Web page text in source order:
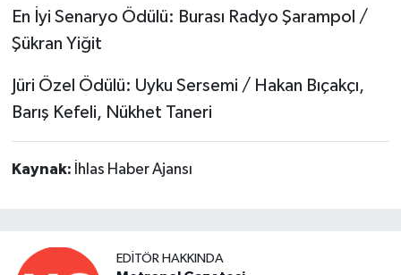
En İyi Senaryo Ödülü: Burası Radyo Şarampol /
Şükran Yiğit
Jüri Özel Ödülü: Uyku Sersemi / Hakan Bıçakçı,
Barış Kefeli, Nükhet Taneri
Kaynak: İhlas Haber Ajansı
EDITÖR HAKKINDA